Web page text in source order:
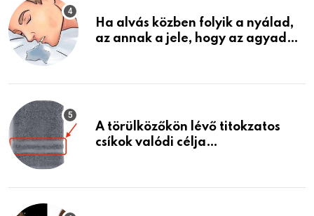
Ha alvás közben folyik a nyálad,
az annak a jele, hogy az agyad…
A törülközőkön lévő titokzatos
csíkok valódi célja…